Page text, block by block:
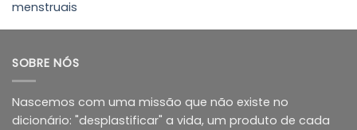
SOBRE NÓS
Nascemos com uma missão que não existe no
dicionário: "desplastificar" a vida, um produto de cada